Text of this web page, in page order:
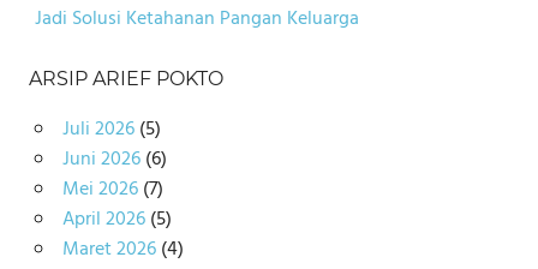
Jadi Solusi Ketahanan Pangan Keluarga
ARSIP ARIEF POKTO
Juli 2026(5)
Juni 2026(6)
Mei 2026(7)
April 2026(5)
Maret 2026(4)